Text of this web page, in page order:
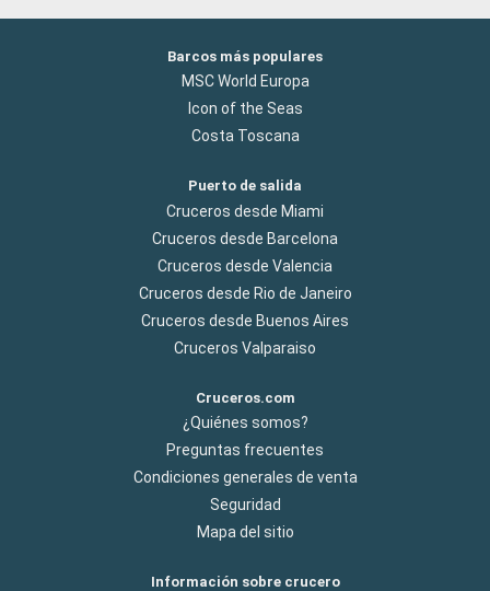
Barcos más populares
MSC World Europa
Icon of the Seas
Costa Toscana
Puerto de salida
Cruceros desde Miami
Cruceros desde Barcelona
Cruceros desde Valencia
Cruceros desde Rio de Janeiro
Cruceros desde Buenos Aires
Cruceros Valparaiso
Cruceros.com
¿Quiénes somos?
Preguntas frecuentes
Condiciones generales de venta
Seguridad
Mapa del sitio
Información sobre crucero